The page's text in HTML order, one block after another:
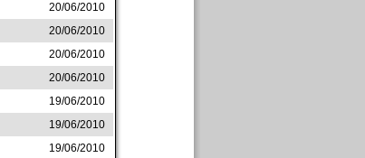
20/06/2010
20/06/2010
20/06/2010
20/06/2010
19/06/2010
19/06/2010
19/06/2010